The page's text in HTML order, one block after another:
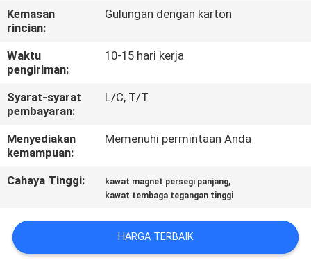
KONTROL
KUALITAS
HUBUNGI
KAMI
BERITA
QUOTE
REQUEST
SUATU
Kemasan
rincian:
Gulungan dengan karton
Waktu
pengiriman:
10-15 hari kerja
Syarat-syarat
pembayaran:
L/C, T/T
Menyediakan
kemampuan:
Memenuhi permintaan Anda
Cahaya Tinggi: kawat magnet persegi panjang,
kawat tembaga tegangan tinggi
HARGA TERBAIK